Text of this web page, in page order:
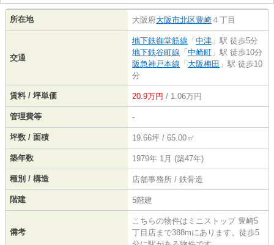
所在地 大阪府大阪市北区豊崎 ４丁目
交通
地下鉄御堂筋線 「 中津 」駅 徒歩5分
地下鉄谷町線 「 中崎町 」駅 徒歩10分
阪急神戸本線 「 大阪梅田 」駅 徒歩10
分
賃料 / 坪単価 20.9万円 / 1.06万円
管理費等 -
坪数 / 面積 19.66坪 / 65.00㎡
築年数 1979年 1月 (築47年)
種別 / 構造 店舗事務所 / 鉄骨造
階建 5階建
備考
こちらの物件はミニストップ 豊崎5
丁目店まで388mにあります。徒歩5